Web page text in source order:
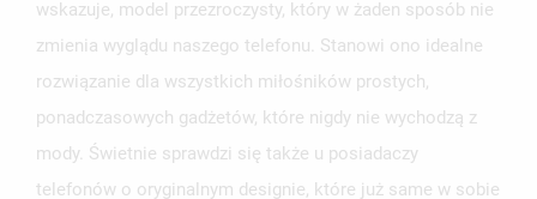
wskazuje, model przezroczysty, który w żaden sposób nie
zmienia wyglądu naszego telefonu. Stanowi ono idealne
rozwiązanie dla wszystkich miłośników prostych,
ponadczasowych gadżetów, które nigdy nie wychodzą z
mody. Świetnie sprawdzi się także u posiadaczy
telefonów o oryginalnym designie, które już same w sobie
UTWÓRZ LISTĘ ŻYCZEŃ
NAZWA LISTY ŻYCZEŃ
ZALOGUJ SIĘ